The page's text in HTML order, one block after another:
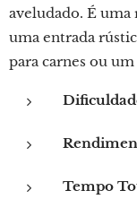
aveludado. É
uma entrada
para carnes ou
Tempo